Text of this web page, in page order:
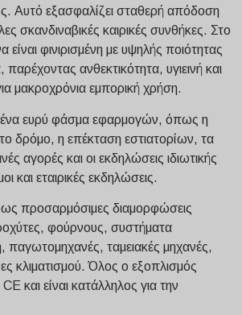
Αυτό εξασφαλίζει σταθερή απόδοση
σκανδιναβικές καιρικές συνθήκες. Στο
είναι φινιρισμένη με υψηλής ποιότητας
ανθεκτικότητα, υγιεινή και
μακροχρόνια εμπορική χρήση.
ένα ευρύ φάσμα εφαρμογών, όπως η
δρόμο, η επέκταση εστιατορίων, τα
αγορές και οι εκδηλώσεις ιδιωτικής
και εταιρικές εκδηλώσεις.
προσαρμόσιμες διαμορφώσεις
φούρνους, συστήματα
ταμειακές μηχανές,
κλιματισμού. Όλος ο εξοπλισμός
και είναι κατάλληλος για την